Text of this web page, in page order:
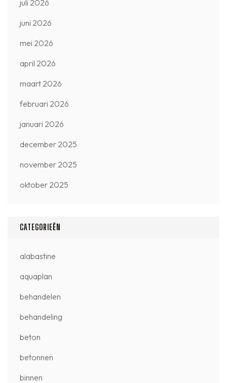
juli 2026
juni 2026
mei 2026
april 2026
maart 2026
februari 2026
januari 2026
december 2025
november 2025
oktober 2025
CATEGORIEËN
alabastine
aquaplan
behandelen
behandeling
beton
betonnen
binnen